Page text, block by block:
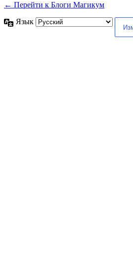
← Перейти к Блоги Магикум
Язык